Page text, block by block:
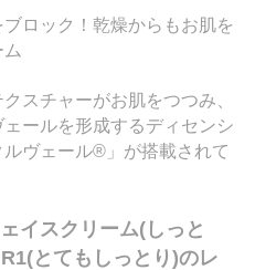
ロック！乾燥からもお肌を
スチャーがお肌をつつみ、
ールを形成するディセンシ
ヴェール®」が搭載されて
イスクリーム(しっと
とてもしっとり)のレ